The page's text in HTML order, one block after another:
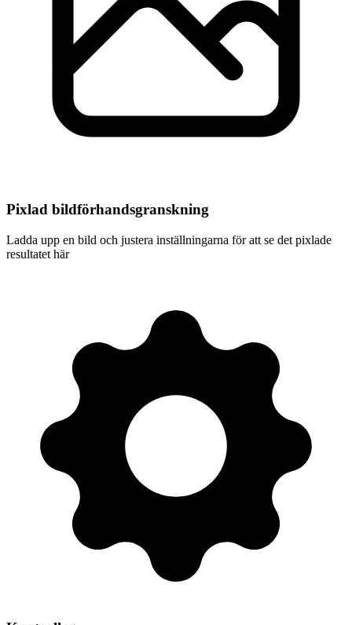
Pixlad bildförhandsgranskning
Ladda upp en bild och justera inställningarna för att se det pixlade
resultatet här